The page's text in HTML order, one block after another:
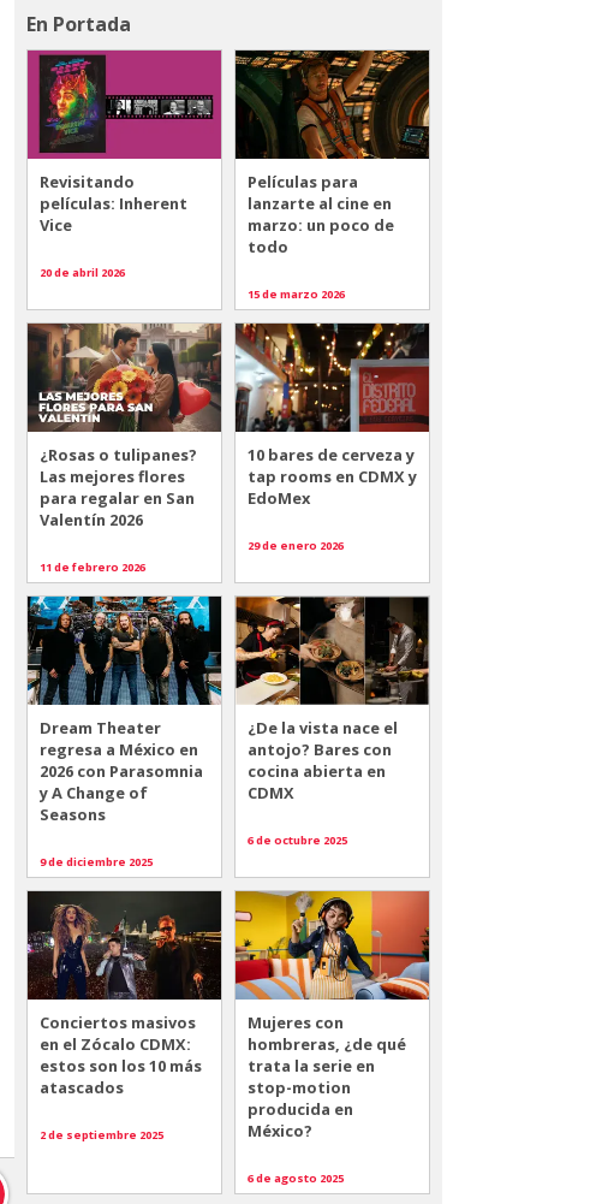
En Portada
Revisitando
películas: Inherent
Vice
20 de abril 2026
Películas para
lanzarte al cine en
marzo: un poco de
todo
15 de marzo 2026
¿Rosas o tulipanes?
Las mejores flores
para regalar en San
Valentín 2026
11 de febrero 2026
10 bares de cerveza y
tap rooms en CDMX y
EdoMex
29 de enero 2026
Dream Theater
regresa a México en
2026 con Parasomnia
y A Change of
Seasons
9 de diciembre 2025
¿De la vista nace el
antojo? Bares con
cocina abierta en
CDMX
6 de octubre 2025
Conciertos masivos
en el Zócalo CDMX:
estos son los 10 más
atascados
2 de septiembre 2025
Mujeres con
hombreras, ¿de qué
trata la serie en
stop-motion
producida en
México?
6 de agosto 2025